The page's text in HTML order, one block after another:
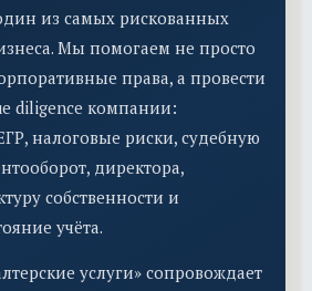
из самых рискованных
Мы помогаем не просто
права, а провести
diligence компании:
налоговые риски, судебную
директора,
собственности и
учёта.
услуги» сопровождает